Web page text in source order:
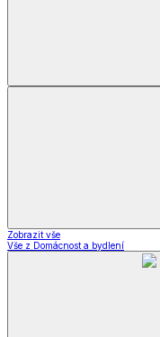
Zobrazit vše
Vše z Domácnost a bydlení